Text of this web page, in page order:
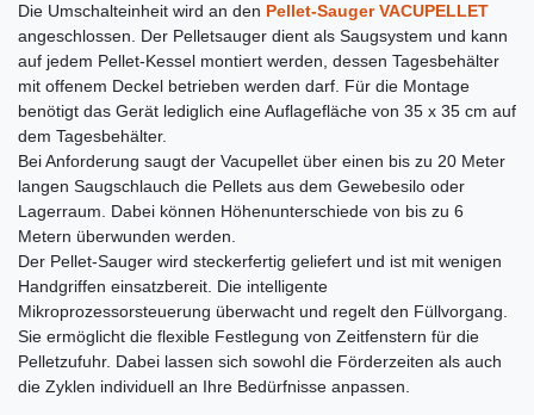
Die Umschalteinheit wird an den Pellet-Sauger VACUPELLET
angeschlossen. Der Pelletsauger dient als Saugsystem und kann
auf jedem Pellet-Kessel montiert werden, dessen Tagesbehälter
mit offenem Deckel betrieben werden darf. Für die Montage
benötigt das Gerät lediglich eine Auflagefläche von 35 x 35 cm auf
dem Tagesbehälter.
Bei Anforderung saugt der Vacupellet über einen bis zu 20 Meter
langen Saugschlauch die Pellets aus dem Gewebesilo oder
Lagerraum. Dabei können Höhenunterschiede von bis zu 6
Metern überwunden werden.
Der Pellet-Sauger wird steckerfertig geliefert und ist mit wenigen
Handgriffen einsatzbereit. Die intelligente
Mikroprozessorsteuerung überwacht und regelt den Füllvorgang.
Sie ermöglicht die flexible Festlegung von Zeitfenstern für die
Pelletzufuhr. Dabei lassen sich sowohl die Förderzeiten als auch
die Zyklen individuell an Ihre Bedürfnisse anpassen.